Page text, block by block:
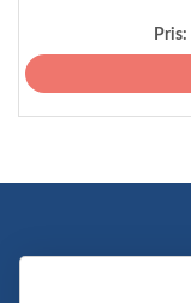
Pris: